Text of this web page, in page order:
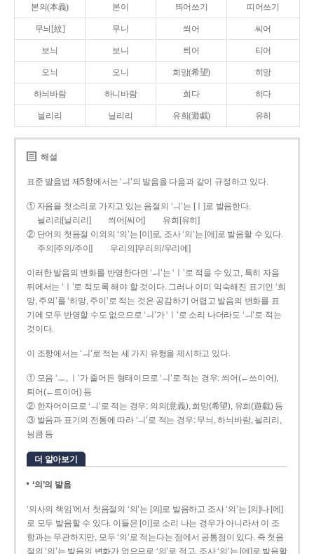
본의(本義) 본이 띄어쓰기 띠어쓰기
무늬[紋] 무니 씌어 씨어
보늬 보니 틔어 티어
오늬 오니 희망(希望) 히망
하늬바람 하니바람 희다 히다
늴리리 닐리리 유희(遊戱) 유히
해설
표준 발음법 제5항에서는 ‘ㅢ’의 발음을 다음과 같이 규정하고 있다.
① 자음을 첫소리로 가지고 있는 음절의 ‘ㅢ’는 [ㅣ]로 발음한다.
늴리리[닐리리]
씌어[씨어]
유희[유히]
② 단어의 첫음절 이외의 ‘의’는 [이]로, 조사 ‘의’는 [에]로 발음할 수 있다.
주의[주의/주이]
우리의[우리의/우리에]
이러한 발음의 변화를 반영한다면 ‘ㅢ’는 ‘ㅣ’로 적을 수 있고, 특히 자음
뒤에서는 ‘ㅣ’로 적도록 해야 할 것이다. 그러나 이미 익숙해진 표기인 ‘희
망, 주의’를 ‘히망, 주이’로 적는 것은 공감하기 어렵고 발음의 변화를 표
기에 모두 반영할 수도 없으므로 ‘ㅢ’가 ‘ㅣ’로 소리 나더라도 ‘ㅢ’로 적는
것이다.
이 조항에서는 ‘ㅢ’로 적는 세 가지 유형을 제시하고 있다.
① 모음 ‘ㅡ, ㅣ’가 줄어든 형태이므로 ‘ㅢ’로 적는 경우: 씌어(←쓰이어),
틔어(←트이어) 등
② 한자어이므로 ‘ㅢ’로 적는 경우: 의의(意義), 희망(希望), 유희(遊戱) 등
③ 발음과 표기의 전통에 따라 ‘ㅢ’로 적는 경우: 무늬, 하늬바람, 늴리리,
닁큼 등
더 알아보기
‘의’의 발음
‘의사의 책임’에서 첫음절의 ‘의’는 [의]로 발음하고 조사 ‘의’는 [의]나 [에]
로 모두 발음할 수 있다. 이들은 [이]로 소리 나는 경우가 아니라서 이 조
항과는 무관하지만, 모두 ‘의’로 적는다는 점에서 공통점이 있다. 즉 첫음
절의 ‘의’는 발음의 변화가 없으므로 ‘의’로 적고, 조사 ‘의’는 [에]로 발음할